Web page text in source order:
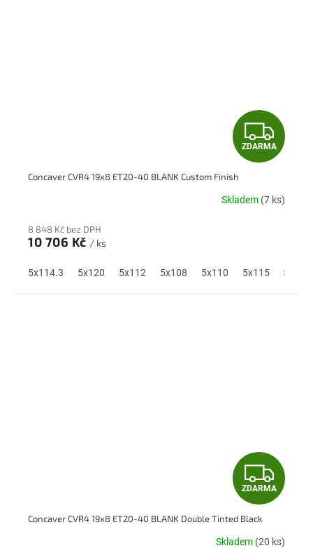
Z
D
A
A
ZDARMA
Concaver CVR4 19x8 ET20-40 BLANK Custom Finish
Skladem (7 ks)
8 848 Kč bez DPH
10 706 Kč / ks
5x114.3 5x120 5x112 5x108 5x110 5x115 5x118
Z
D
A
ZDARMA
Concaver CVR4 19x8 ET20-40 BLANK Double Tinted Black
Skladem (20 ks)